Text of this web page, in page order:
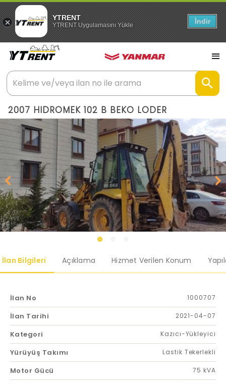
YTRENT
YTRENT Uygulamasını Yükle İndir
2007 HIDROMEK 102 B BEKO LODER
İlan Bilgileri Açıklama Hizmet Verilen Konum
İlan No 1000707
İlan Tarihi 2021-04-07
Kategori Kazıcı-Yükleyici
Yürüyüş Takımı Lastik Tekerlekli
Motor Gücü 75 kVA